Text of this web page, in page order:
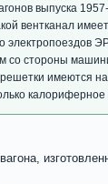
выпуска
вентканал
со стороны
имеются